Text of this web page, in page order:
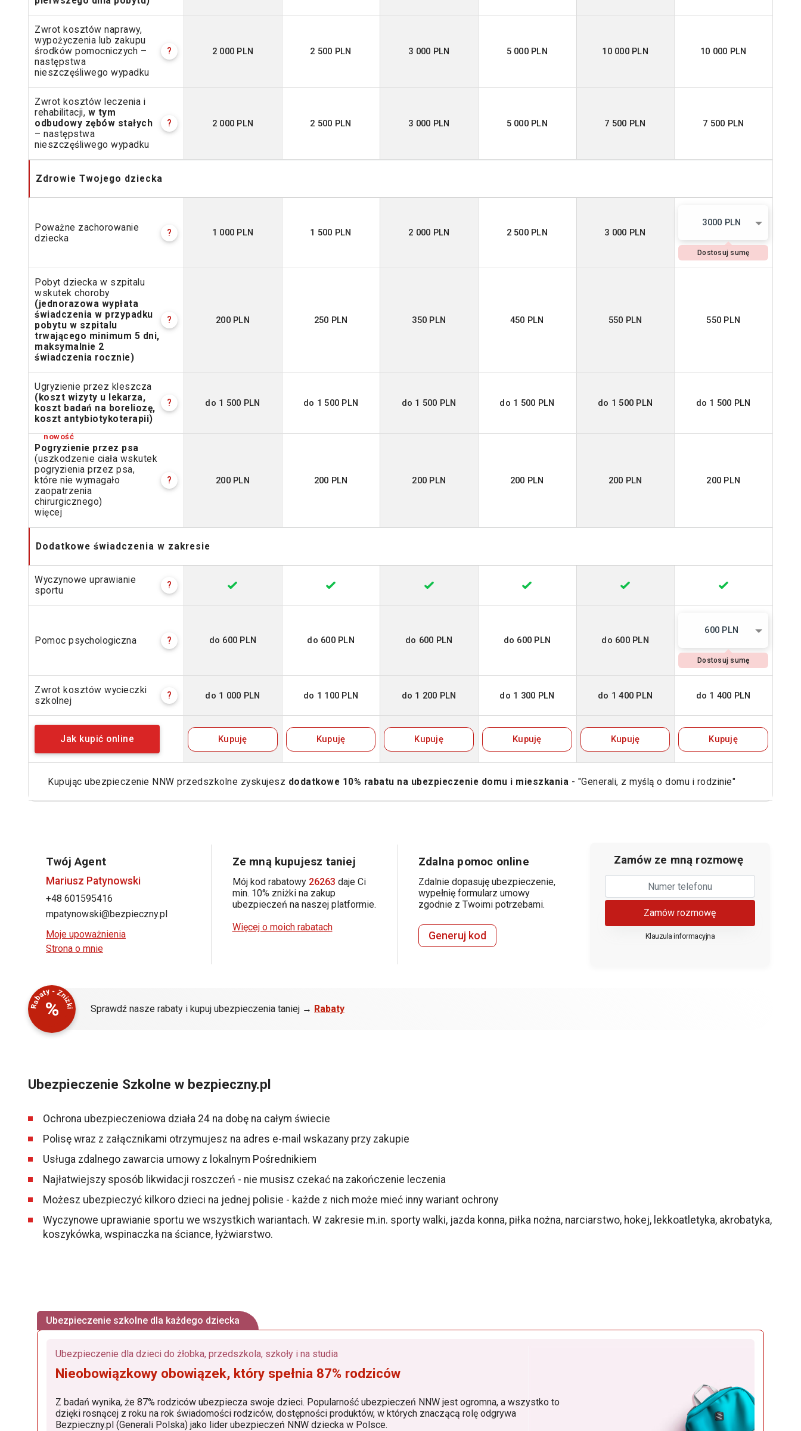
Zwrot kosztów naprawy,
wypożyczenia lub zakupu
środków pomocniczych –
następstwa
nieszczęśliwego wypadku
? 2 000 PLN 2 500 PLN 3 000 PLN 5 000 PLN 10 000 PLN 10 000 PLN
Zwrot kosztów leczenia i
rehabilitacji, w tym
odbudowy zębów stałych
– następstwa
nieszczęśliwego wypadku
? 2 000 PLN 2 500 PLN 3 000 PLN 5 000 PLN 7 500 PLN 7 500 PLN
Zdrowie Twojego dziecka
Poważne zachorowanie
dziecka
? 1 000 PLN 1 500 PLN 2 000 PLN 2 500 PLN 3 000 PLN
3000 PLN
Dostosuj sumę
Pobyt dziecka w szpitalu
wskutek choroby
(jednorazowa wypłata
świadczenia w przypadku
pobytu w szpitalu
trwającego minimum 5 dni,
maksymalnie 2
świadczenia rocznie)
? 200 PLN 250 PLN 350 PLN 450 PLN 550 PLN 550 PLN
Ugryzienie przez kleszcza
(koszt wizyty u lekarza,
koszt badań na boreliozę,
koszt antybiotykoterapii)
? do 1 500 PLN do 1 500 PLN do 1 500 PLN do 1 500 PLN do 1 500 PLN do 1 500 PLN
Pogryzienie przez psa
(uszkodzenie ciała wskutek
pogryzienia przez psa,
które nie wymagało
zaopatrzenia
chirurgicznego)
więcej
? 200 PLN 200 PLN 200 PLN 200 PLN 200 PLN 200 PLN
Dodatkowe świadczenia w zakresie
Wyczynowe uprawianie
sportu
?
Pomoc psychologiczna ? do 600 PLN do 600 PLN do 600 PLN do 600 PLN do 600 PLN
600 PLN
Dostosuj sumę
Zwrot kosztów wycieczki
szkolnej
? do 1 000 PLN do 1 100 PLN do 1 200 PLN do 1 300 PLN do 1 400 PLN do 1 400 PLN
Jak kupić online Kupuję Kupuję Kupuję Kupuję Kupuję Kupuję
Kupując ubezpieczenie NNW przedszkolne zyskujesz dodatkowe 10% rabatu na ubezpieczenie domu i mieszkania - "Generali, z myślą o domu i rodzinie"
Twój Agent
Mariusz Patynowski
+48 601595416
mpatynowski@bezpieczny.pl
Moje upoważnienia
Strona o mnie
Ze mną kupujesz taniej
Mój kod rabatowy 26263 daje Ci
min. 10% zniżki na zakup
ubezpieczeń na naszej platformie.
Więcej o moich rabatach
Zdalna pomoc online
Zdalnie dopasuję ubezpieczenie,
wypełnię formularz umowy
zgodnie z Twoimi potrzebami.
Generuj kod
Zamów ze mną rozmowę
Zamów rozmowę
Klauzula informacyjna
%
Rabaty - Zniżki Sprawdź nasze rabaty i kupuj ubezpieczenia taniej → Rabaty
Ubezpieczenie Szkolne w bezpieczny.pl
Ochrona ubezpieczeniowa działa 24 na dobę na całym świecie
Polisę wraz z załącznikami otrzymujesz na adres e-mail wskazany przy zakupie
Usługa zdalnego zawarcia umowy z lokalnym Pośrednikiem
Najłatwiejszy sposób likwidacji roszczeń - nie musisz czekać na zakończenie leczenia
Możesz ubezpieczyć kilkoro dzieci na jednej polisie - każde z nich może mieć inny wariant ochrony
Wyczynowe uprawianie sportu we wszystkich wariantach. W zakresie m.in. sporty walki, jazda konna, piłka nożna, narciarstwo, hokej, lekkoatletyka, akrobatyka,
koszykówka, wspinaczka na ściance, łyżwiarstwo.
Ubezpieczenie szkolne dla każdego dziecka
Ubezpieczenie dla dzieci do żłobka, przedszkola, szkoły i na studia
Nieobowiązkowy obowiązek, który spełnia 87% rodziców
Z badań wynika, że 87% rodziców ubezpiecza swoje dzieci. Popularność ubezpieczeń NNW jest ogromna, a wszystko to
dzięki rosnącej z roku na rok świadomości rodziców, dostępności produktów, w których znaczącą rolę odgrywa
Bezpieczny.pl (Generali Polska) jako lider ubezpieczeń NNW dziecka w Polsce.